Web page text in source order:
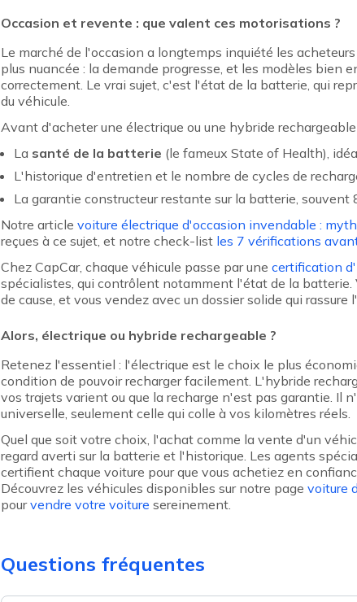
Occasion et revente : que valent ces motorisations ?
Le marché de l'occasion a longtemps inquiété les
plus nuancée : la demande progresse, et les modèles bien
correctement. Le vrai sujet, c'est l'état de la batterie, qui
du véhicule.
Avant d'acheter une électrique ou une hybride
La santé de la batterie (le fameux State of Health),
L'historique d'entretien et le nombre de cycles de
La garantie constructeur restante sur la batterie, souvent
Notre article voiture électrique d'occasion invendable :
reçues à ce sujet, et notre check-list les 7 vérifications
Chez CapCar, chaque véhicule passe par une certification
spécialistes, qui contrôlent notamment l'état de la batterie.
de cause, et vous vendez avec un dossier solide qui rassure
Alors, électrique ou hybride rechargeable ?
Retenez l'essentiel : l'électrique est le choix le plus
condition de pouvoir recharger facilement. L'hybride
vos trajets varient ou que la recharge n'est pas garantie. Il
universelle, seulement celle qui colle à vos kilomètres réels.
Quel que soit votre choix, l'achat comme la vente d'un
regard averti sur la batterie et l'historique. Les agents
certifient chaque voiture pour que vous achetiez en
Découvrez les véhicules disponibles sur notre page voiture
pourvendre votre voiture sereinement.
Questions fréquentes